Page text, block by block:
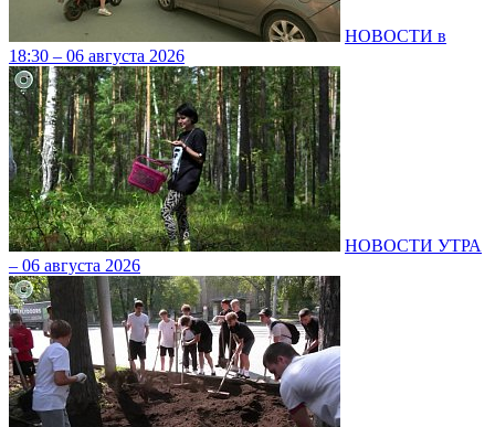
НОВОСТИ в
18:30 – 06 августа 2026
НОВОСТИ УТРА
– 06 августа 2026